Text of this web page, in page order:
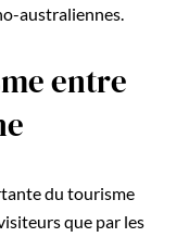
australiennes.
entre
du tourisme
que par les